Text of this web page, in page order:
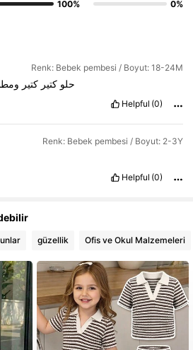
100%
0%
Renk: Bebek pembesi / Boyut: 18-24M
حلوكتيركتير
Helpful (0)
Renk: Bebek pembesi / Boyut: 2-3Y
Helpful (0)
güzellik Ofis ve Okul Malzemeleri